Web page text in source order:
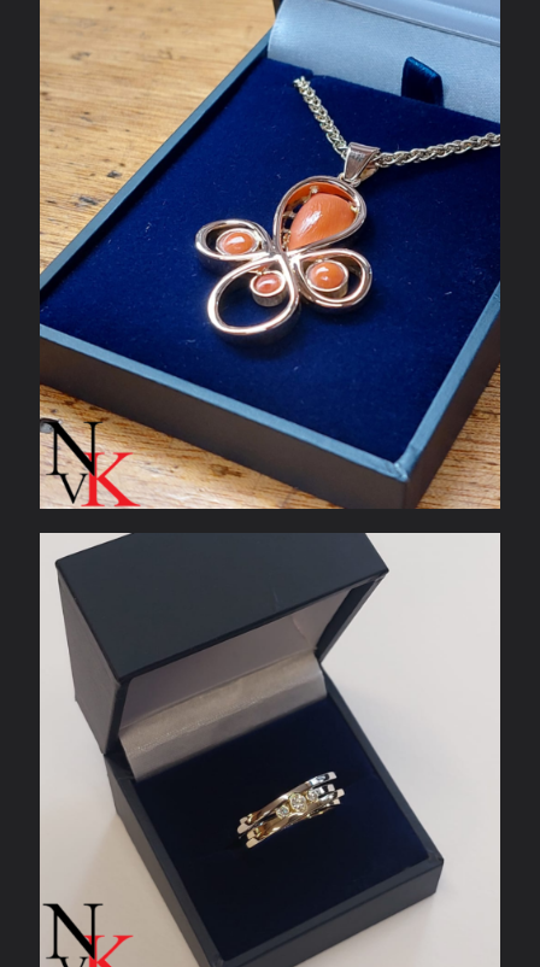
bloedkoraal
Ring gemaakt van oude sieraden en